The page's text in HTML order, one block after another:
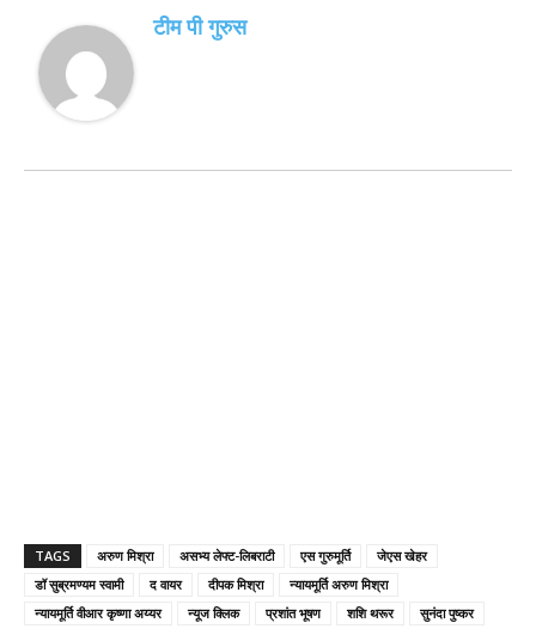
टीम पी गुरुस
TAGS अरुण मिश्रा असभ्य लेफ्ट-लिबराटी एस गुरुमूर्ति
जेएस खेहर
डॉ सुब्रमण्यम स्वामी
द वायर दीपक मिश्रा
न्यायमूर्ति अरुण मिश्रा
न्यायमूर्ति वीआर कृष्णा अय्यर
न्यूज क्लिक प्रशांत भूषण शशि थरूर सुनंदा पुष्कर